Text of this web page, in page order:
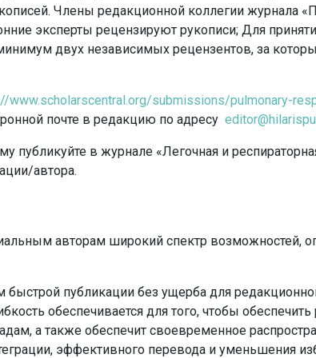
Члены редакционной коллегии журнала
эксперты рецензируют рукописи; Для
двух независимых рецензентов, за
www.scholarscentral.org/submissions/pulmonary-
почте в редакцию по адресу
публикуйте в журнале «Легочная и
автора.
авторам широкий спектр возможностей,
публикации без ущерба для
обеспечивается для того, чтобы
а также обеспечит своевременное
эффективного перевода и уменьшения